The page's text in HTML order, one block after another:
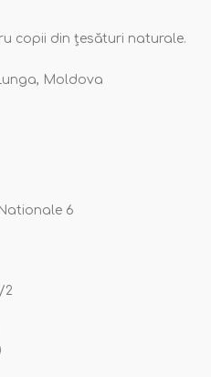
copii din țesături naturale.
Moldova
6
2